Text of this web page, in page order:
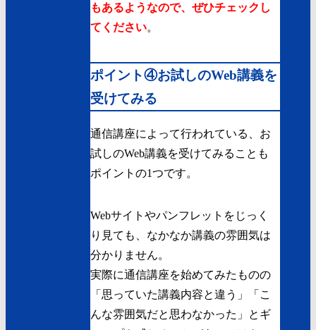
もあるようなので、ぜひチェックし
てください。
ポイント④お試しのWeb講義を
受けてみる
通信講座によって行われている、お
試しのWeb講義を受けてみることも
ポイントの1つです。
Webサイトやパンフレットをじっく
り見ても、なかなか講義の雰囲気は
分かりません。
実際に通信講座を始めてみたものの
「思っていた講義内容と違う」「こ
んな雰囲気だと思わなかった」とギ